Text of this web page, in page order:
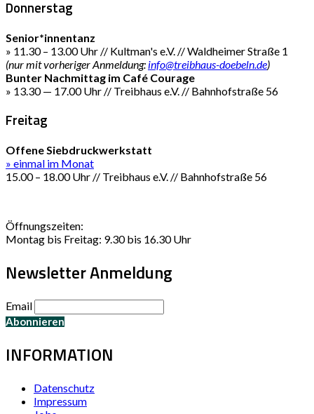
Donnerstag
Senior*innentanz
» 11.30 – 13.00 Uhr // Kultman's e.V. // Waldheimer Straße 1
(nur mit vorheriger Anmeldung: info@treibhaus-doebeln.de)
Bunter Nachmittag im Café Courage
» 13.30 — 17.00 Uhr // Treibhaus e.V. // Bahnhofstraße 56
Freitag
Offene Siebdruckwerkstatt
» einmal im Monat
15.00 – 18.00 Uhr // Treibhaus e.V. // Bahnhofstraße 56
Öffnungszeiten:
Montag bis Freitag: 9.30 bis 16.30 Uhr
Newsletter Anmeldung
Email
INFORMATION
Datenschutz
Impressum